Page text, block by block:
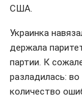
США.
Украинка
держала
партии. К
разладилась:
количество